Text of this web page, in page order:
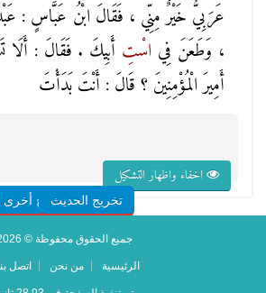
عَرَبِيُّ خَيْرٌ مِنِّي ، فَقَالَ ابْنُ عَبَّاسٍ :
، وَطَعَنَ فِي اسْتِ أَبِيكَ . فَقَالَ : أَلَا
أَمِيرَ الْمُؤْمِنِينَ ؟ قَالَ : أَنْتَ بَدَأْتَ
اخفاء واظهار التشكيل
تخريج الحديثشروح أخرى
جميع الحقوق محفوظة © 2026
الرئيسية من نحن اتصل